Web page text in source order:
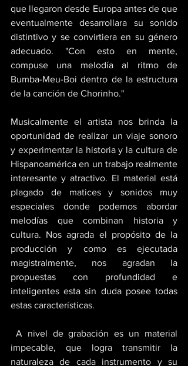
que llegaron desde Europa antes de que
eventualmente desarrollara su sonido
distintivo y se convirtiera en su género
adecuado. "Con esto en mente,
compuse una melodía al ritmo de
Bumba-Meu-Boi dentro de la estructura
de la canción de Chorinho."
Musicalmente el artista nos brinda la
oportunidad de realizar un viaje sonoro
y experimentar la historia y la cultura de
Hispanoamérica en un trabajo realmente
interesante y atractivo. El material está
plagado de matices y sonidos muy
especiales donde podemos abordar
melodías que combinan historia y
cultura. Nos agrada el propósito de la
producción y como es ejecutada
magistralmente, nos agradan la
propuestas con profundidad e
inteligentes esta sin duda posee todas
estas características.
impecable, que logra transmitir la
naturaleza de cada instrumento y su